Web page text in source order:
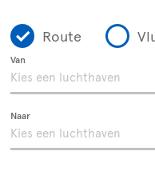
Route
Van
Naar